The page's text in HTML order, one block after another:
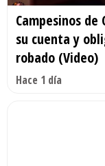
Campesinos
su cuenta y
robado (Video)
Hace 1 día